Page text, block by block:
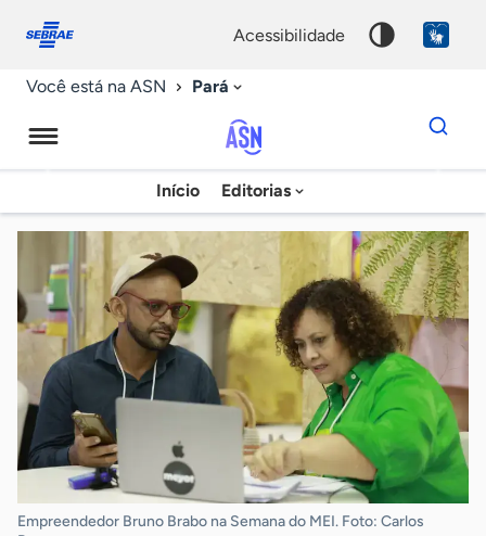
conosco
acessibilidade
Você está na ASN Pará
Agência
Sebrae
de
Notícias
Início Editorias
Dados
para
chave
Empreendedor Bruno Brabo na Semana do MEI. Foto: Carlos